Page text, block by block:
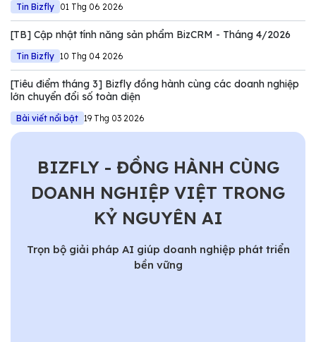
Tin Bizfly 01 Thg 06 2026
[TB] Cập nhật tính năng sản phẩm BizCRM - Tháng 4/2026
Tin Bizfly 10 Thg 04 2026
[Tiêu điểm tháng 3] Bizfly đồng hành cùng các doanh nghiệp
lớn chuyển đổi số toàn diện
Bài viết nổi bật 19 Thg 03 2026
BIZFLY - ĐỒNG HÀNH CÙNG
DOANH NGHIỆP VIỆT TRONG
KỶ NGUYÊN AI
Trọn bộ giải pháp AI giúp doanh nghiệp phát triển
bền vững